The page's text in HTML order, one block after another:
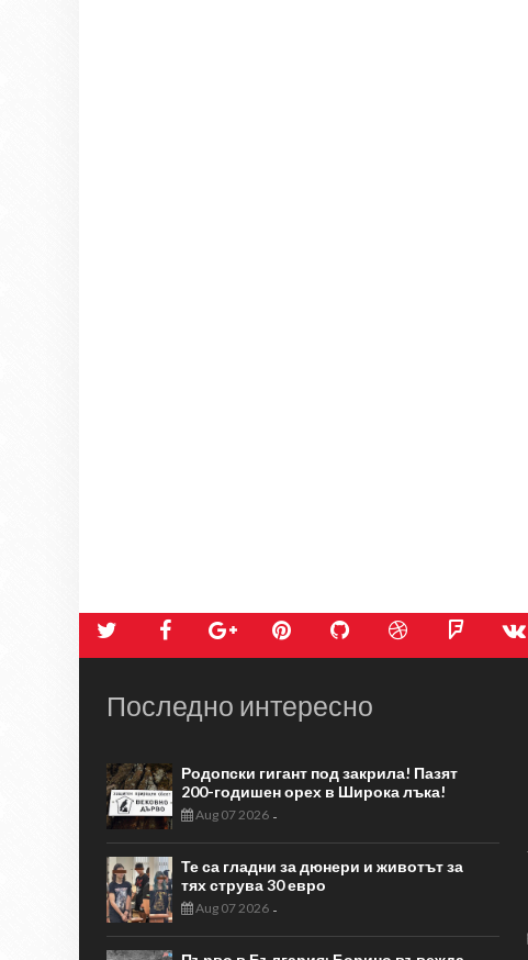
Последно интересно
Родопски гигант под закрила! Пазят
200-годишен орех в Широка лъка!
Aug 07 2026 -
Те са гладни за дюнери и животът за
тях струва 30 евро
Aug 07 2026 -